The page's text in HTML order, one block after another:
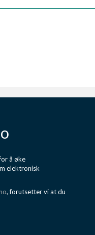
å øke
elektronisk
, forutsetter vi at du